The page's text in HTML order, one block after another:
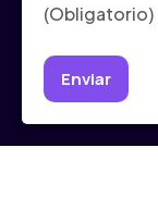
(Obligatorio)